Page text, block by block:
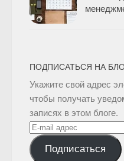
ПОДПИСАТЬСЯ НА
Укажите свой адрес
чтобы получать
записях в этом блоге.
E-
mail
адрес
Подписаться